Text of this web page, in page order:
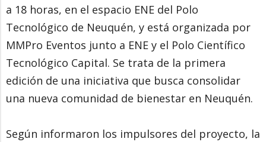
a 18 horas, en el espacio ENE del Polo
Tecnológico de Neuquén, y está organizada por
MMPro Eventos junto a ENE y el Polo Científico
Tecnológico Capital. Se trata de la primera
edición de una iniciativa que busca consolidar
una nueva comunidad de bienestar en Neuquén.
Según informaron los impulsores del proyecto, la